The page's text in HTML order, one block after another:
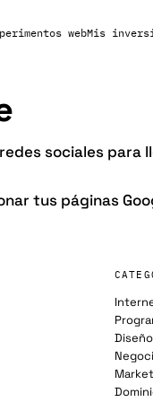
webMis
sociales para
tus páginas